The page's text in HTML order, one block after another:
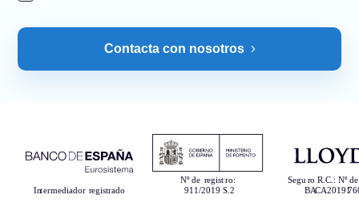
Contacta con nosotros